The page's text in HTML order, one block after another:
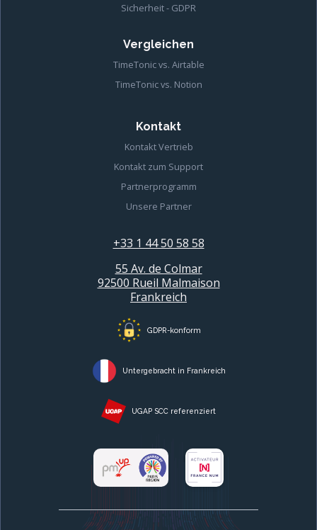
Sicherheit - GDPR
Vergleichen
TimeTonic vs. Airtable
TimeTonic vs. Notion
Kontakt
Kontakt Vertrieb
Kontakt zum Support
Partnerprogramm
Unsere Partner
+33 1 44 50 58 58
55 Av. de Colmar
92500 Rueil Malmaison
Frankreich
GDPR-konform
Untergebracht in Frankreich
UGAP SCC referenziert